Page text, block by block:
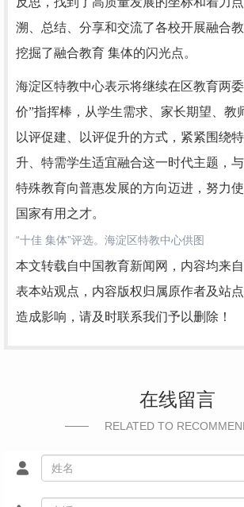
溯、总结、分享和交流了各校开展融合
挖掘了融合教育 集体的闪光点。
海淀区特教中心表示将继续在区教育两
价”指挥棒，从学生需求、家长期望、教
以评促建、以评促升的方式，紧紧围绕
升、特需学生适宜融合这一时代主题，
特殊教育向普惠发展的方向迈进，努力
国家有用之才。
“十佳 集体”评选。海淀区特教中心供图
本文转载自中国教育新闻网，内容均来
表本站观点，内容版权归属原作者及站
造成影响，请及时联系我们予以删除！
在线留言
RELATED TO